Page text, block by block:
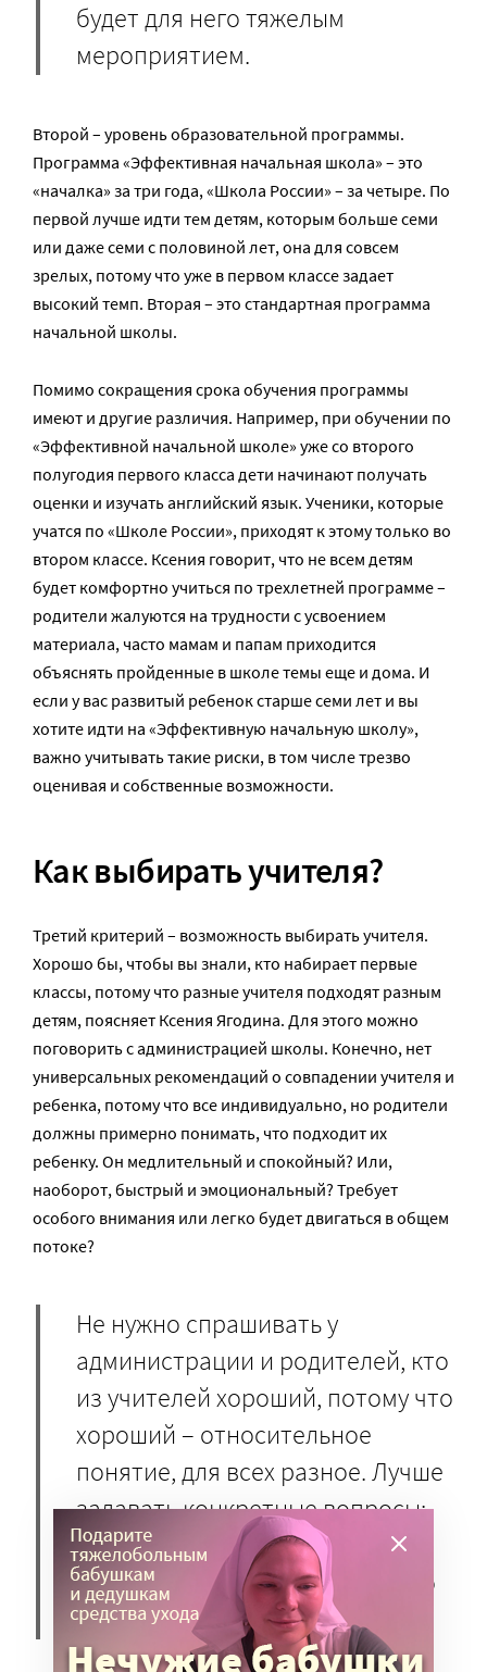
будет для него тяжелым
мероприятием.
Второй – уровень образовательной программы.
Программа «Эффективная начальная школа» – это
«началка» за три года, «Школа России» – за четыре. По
первой лучше идти тем детям, которым больше семи
или даже семи с половиной лет, она для совсем
зрелых, потому что уже в первом классе задает
высокий темп. Вторая – это стандартная программа
начальной школы.
Помимо сокращения срока обучения программы
имеют и другие различия. Например, при обучении по
«Эффективной начальной школе» уже со второго
полугодия первого класса дети начинают получать
оценки и изучать английский язык. Ученики, которые
учатся по «Школе России», приходят к этому только во
втором классе. Ксения говорит, что не всем детям
будет комфортно учиться по трехлетней программе –
родители жалуются на трудности с усвоением
материала, часто мамам и папам приходится
объяснять пройденные в школе темы еще и дома. И
если у вас развитый ребенок старше семи лет и вы
хотите идти на «Эффективную начальную школу»,
важно учитывать такие риски, в том числе трезво
оценивая и собственные возможности.
Как выбирать учителя?
Третий критерий – возможность выбирать учителя.
Хорошо бы, чтобы вы знали, кто набирает первые
классы, потому что разные учителя подходят разным
детям, поясняет Ксения Ягодина. Для этого можно
поговорить с администрацией школы. Конечно, нет
универсальных рекомендаций о совпадении учителя и
ребенка, потому что все индивидуально, но родители
должны примерно понимать, что подходит их
ребенку. Он медлительный и спокойный? Или,
наоборот, быстрый и эмоциональный? Требует
особого внимания или легко будет двигаться в общем
потоке?
Не нужно спрашивать у
администрации и родителей, кто
из учителей хороший, потому что
хороший – относительное
понятие, для всех разное. Лучше
задавать конкретные вопросы:
кто строгий, кто «теплый», кто
никогда не повышает голос, кто
энергичный и так далее.